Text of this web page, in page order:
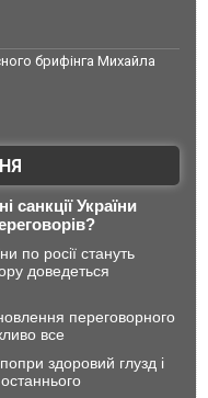
брифінга Михайла
санкції України
по росії стануть
доведеться
переговорного
все
здоровий глузд і